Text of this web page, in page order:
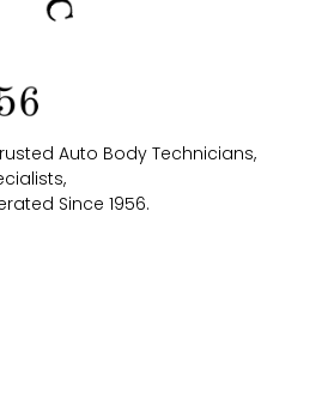
Auto Body Technicians,
Since 1956.